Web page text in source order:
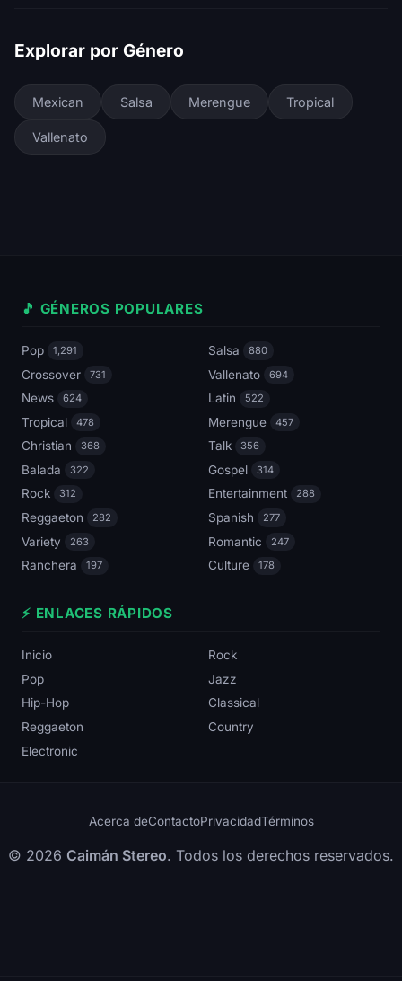
Explorar por Género
Mexican Salsa Merengue Tropical
Vallenato
🎵 GÉNEROS POPULARES
Pop 1,291 Salsa 880
Crossover 731 Vallenato 694
News 624 Latin 522
Tropical 478 Merengue 457
Christian 368 Talk 356
Balada 322 Gospel 314
Rock 312 Entertainment 288
Reggaeton 282 Spanish 277
Variety 263 Romantic 247
Ranchera 197 Culture 178
⚡ ENLACES RÁPIDOS
Inicio
Rock
Pop
Jazz
Hip-Hop
Classical
Reggaeton
Country
Electronic
Acerca deContactoPrivacidadTérminos
© 2026 Caimán Stereo. Todos los derechos reservados.